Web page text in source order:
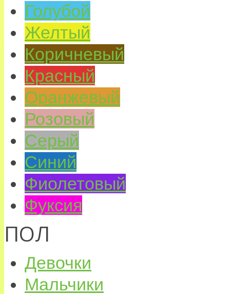
Голубой
Желтый
Коричневый
Красный
Оранжевый
Розовый
Серый
Синий
Фиолетовый
Фуксия
ПОЛ
Девочки
Мальчики